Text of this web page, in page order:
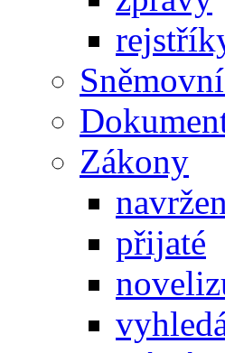
Zákony
přijaté